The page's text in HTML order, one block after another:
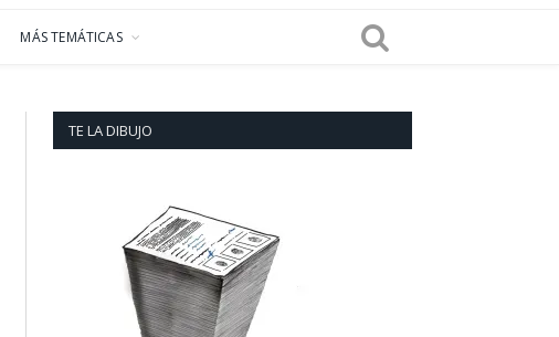
MÁS TEMÁTICAS
TE LA DIBUJO